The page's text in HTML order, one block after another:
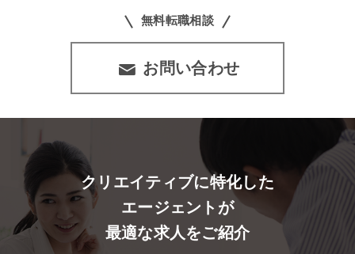
無料転職相談
お問い合わせ
クリエイティブに特化した
エージェントが
最適な求人をご紹介